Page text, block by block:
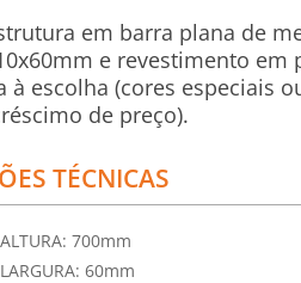
em barra plana de
e revestimento em
à escolha (cores especiais
de preço).
TÉCNICAS
ALTURA: 700mm
LARGURA: 60mm